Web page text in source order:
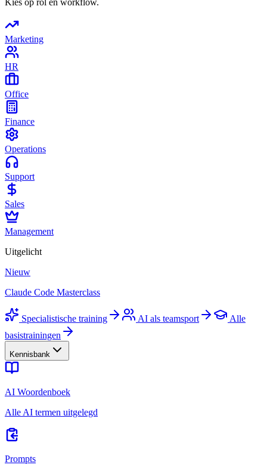
Kies op rol en workflow.
Marketing
HR
Office
Finance
Operations
Support
Sales
Management
Uitgelicht
Nieuw
Claude Code Masterclass
Specialistische training AI als teamsport
Alle
basistrainingen
Kennisbank
AI Woordenboek
Alle AI termen uitgelegd
Prompts